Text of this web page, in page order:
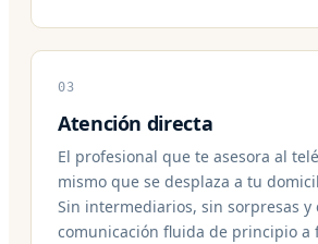
03
Atención directa
El profesional que te asesora al
mismo que se desplaza a tu
Sin intermediarios, sin sorpresas y
comunicación fluida de principio a